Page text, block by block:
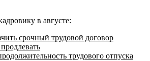
в августе:
срочный трудовой договор
трудового отпуска